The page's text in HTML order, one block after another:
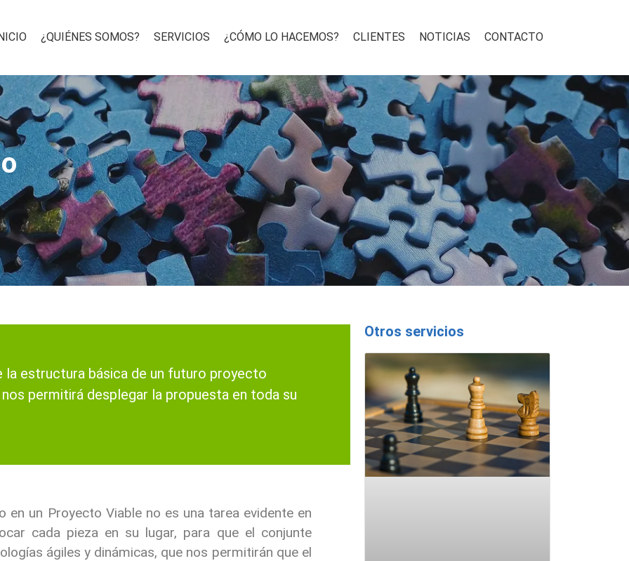
¿QUIÉNES SOMOS? SERVICIOS ¿CÓMO LO HACEMOS? CLIENTES NOTICIAS CONTACTO
estructura básica de un futuro proyecto
permitirá desplegar la propuesta en toda su
en un Proyecto Viable no es una tarea evidente en
cada pieza en su lugar, para que el conjunte
ágiles y dinámicas, que nos permitirán que el
Otros servicios